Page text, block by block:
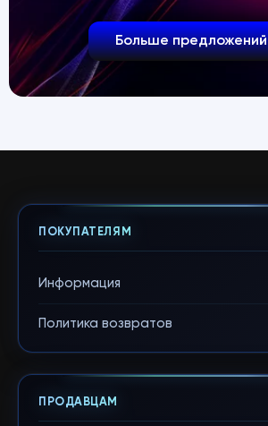
Больше предложений
ПОКУПАТЕЛЯМ
Информация
Политика возвратов
ПРОДАВЦАМ